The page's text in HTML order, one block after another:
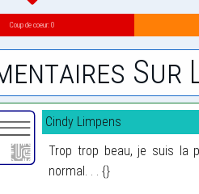
Coup de coeur: 0
Sur
Cindy Limpens
Trop trop beau, je suis la
normal. . . {}